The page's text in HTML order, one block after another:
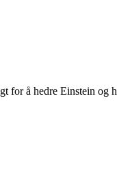
for å hedre Einstein og